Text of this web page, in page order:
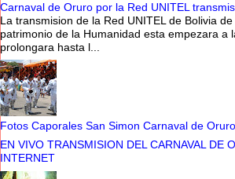
Carnaval de Oruro por la Red UNITEL
La transmision de la Red UNITEL de Bolivia
patrimonio de la Humanidad esta empezara a
prolongara hasta l...
Fotos Caporales San Simon Carnaval de
EN VIVO TRANSMISION DEL CARNAVAL DE
INTERNET